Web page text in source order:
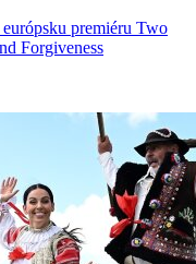
premiéru Two
Forgiveness